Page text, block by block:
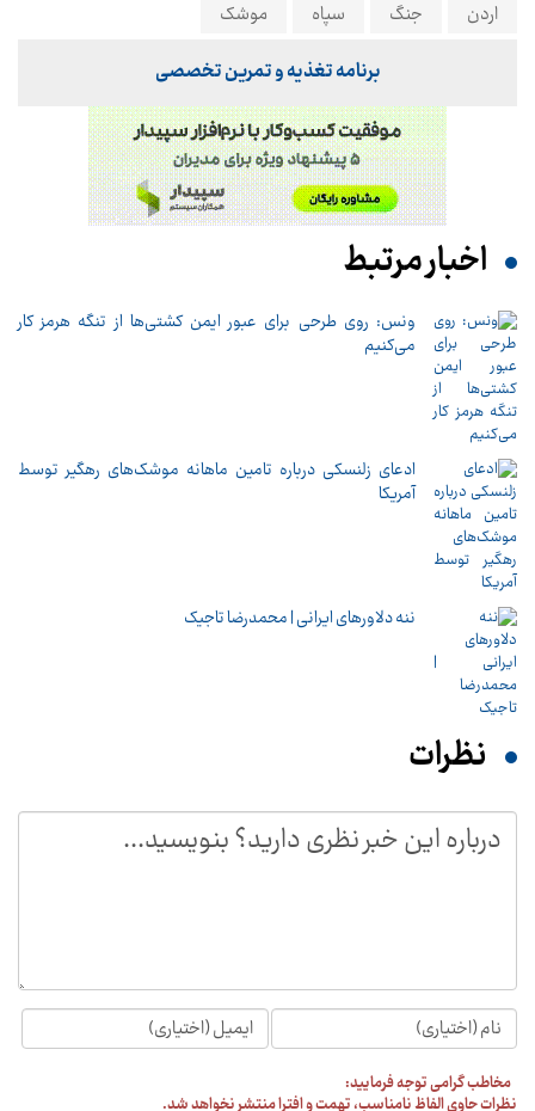
اردن جنگ سپاه موشک
برنامه تغذیه و تمرین تخصصی
اخبار مرتبط
ونس: روی طرحی برای عبور ایمن کشتی‌ها از تنگه هرمز کار
می‌کنیم
ادعای زلنسکی درباره تامین ماهانه موشک‌های رهگیر توسط
آمریکا
ننه دلاورهای ایرانی | محمدرضا تاجیک
نظرات
مخاطب گرامی توجه فرمایید:
نظرات حاوی الفاظ نامناسب، تهمت و افترا منتشر نخواهد شد.